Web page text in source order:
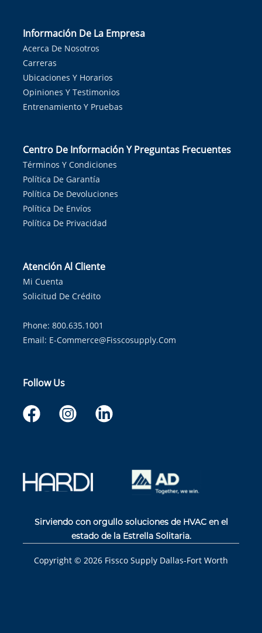
Información De La Empresa
Acerca De Nosotros
Carreras
Ubicaciones Y Horarios
Opiniones Y Testimonios
Entrenamiento Y Pruebas
Centro De Información Y Preguntas Frecuentes
Términos Y Condiciones
Política De Garantía
Política De Devoluciones
Política De Envíos
Política De Privacidad
Atención Al Cliente
Mi Cuenta
Solicitud De Crédito
Phone: 800.635.1001
Email: E-Commerce@fisscosupply.com
Follow Us
Sirviendo con orgullo soluciones de HVAC en el
estado de la Estrella Solitaria.
Copyright © 2026 Fissco Supply Dallas-Fort Worth